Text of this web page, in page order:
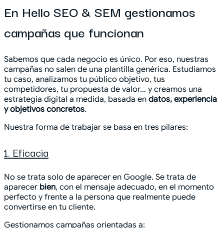
En Hello SEO & SEM gestionamos
campañas que funcionan
Sabemos que cada negocio es único. Por eso, nuestras
campañas no salen de una plantilla genérica. Estudiamos
tu caso, analizamos tu público objetivo, tus
competidores, tu propuesta de valor… y creamos una
estrategia digital a medida, basada en datos, experiencia
y objetivos concretos.
Nuestra forma de trabajar se basa en tres pilares:
1. Eficacia
No se trata solo de aparecer en Google. Se trata de
aparecer bien, con el mensaje adecuado, en el momento
perfecto y frente a la persona que realmente puede
convertirse en tu cliente.
Gestionamos campañas orientadas a: